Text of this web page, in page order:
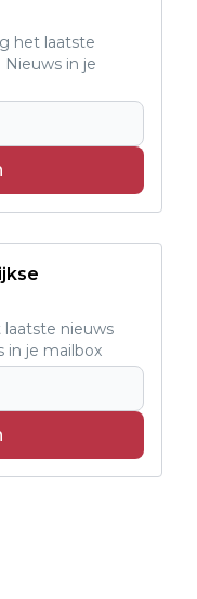
het laatste
in je
laatste nieuws
in je mailbox